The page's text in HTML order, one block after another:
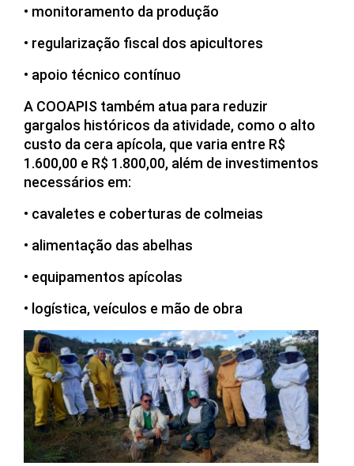
• monitoramento da produção
• regularização fiscal dos apicultores
• apoio técnico contínuo
A COOAPIS também atua para reduzir
gargalos históricos da atividade, como o alto
custo da cera apícola, que varia entre R$
1.600,00 e R$ 1.800,00, além de investimentos
necessários em:
• cavaletes e coberturas de colmeias
• alimentação das abelhas
• equipamentos apícolas
• logística, veículos e mão de obra